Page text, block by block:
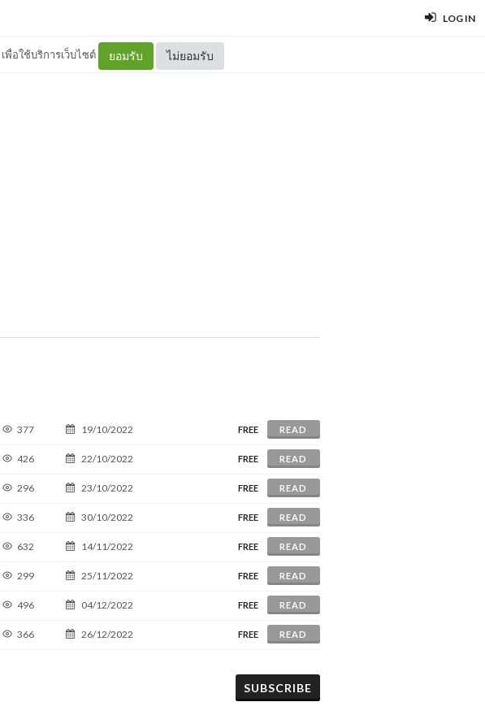
LOG IN
เพื่อใช้บริการเว็บไซต์ ยอมรับ ไม่ยอมรับ
377 19/10/2022 FREE READ
426 22/10/2022 FREE READ
296 23/10/2022 FREE READ
336 30/10/2022 FREE READ
632 14/11/2022 FREE READ
299 25/11/2022 FREE READ
496 04/12/2022 FREE READ
366 26/12/2022 FREE READ
SUBSCRIBE